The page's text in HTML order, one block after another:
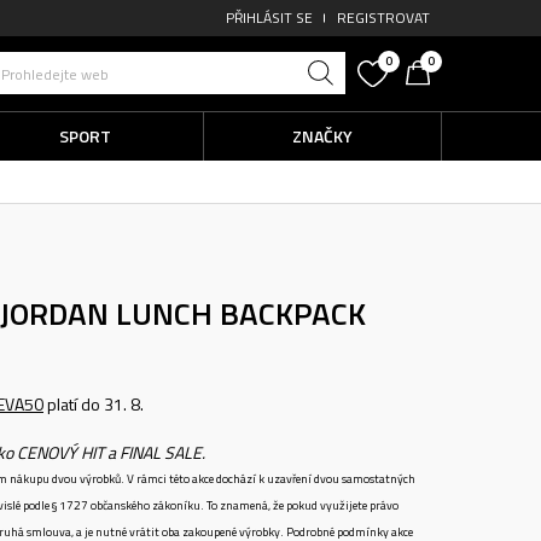
PŘIHLÁSIT SE REGISTROVAT
Prohledejte web
0 0
SPORT
ZNAČKY
LUNCH BACKPACK
platí do 31. 8.
HIT a FINAL SALE.
nákupu dvou výrobků. V rámci této akce dochází k uzavření dvou samostatných
podle § 1727 občanského zákoníku. To znamená, že pokud využijete právo
smlouva, a je nutné vrátit oba zakoupené výrobky. Podrobné podmínky akce